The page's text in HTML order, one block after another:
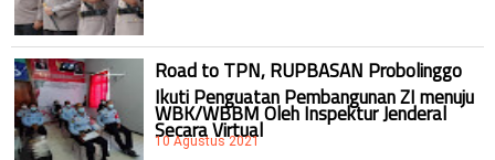
Road to TPN, RUPBASAN Probolinggo
Ikuti Penguatan Pembangunan ZI menuju
WBK/WBBM Oleh Inspektur Jenderal
Secara Virtual
10 Agustus 2021